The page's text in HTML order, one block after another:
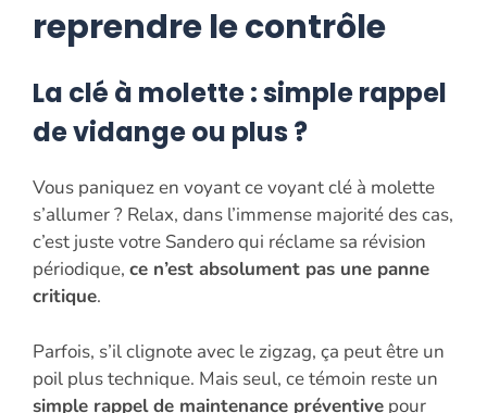
reprendre le contrôle
La clé à molette : simple rappel
de vidange ou plus ?
Vous paniquez en voyant ce voyant clé à molette
s’allumer ? Relax, dans l’immense majorité des cas,
c’est juste votre Sandero qui réclame sa révision
périodique, ce n’est absolument pas une panne
critique.
Parfois, s’il clignote avec le zigzag, ça peut être un
poil plus technique. Mais seul, ce témoin reste un
simple rappel de maintenance préventive pour